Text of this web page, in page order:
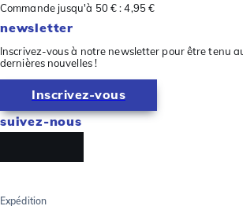
Commande jusqu'à 50 € : 4,95 €
newsletter
Inscrivez-vous à notre newsletter pour être tenu
dernières nouvelles !
Inscrivez-vous
suivez-nous
Expédition